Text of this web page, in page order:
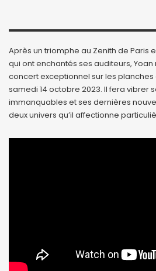
Après un triomphe au Zenith de Paris
qui ont enchantés ses auditeurs,
concert exceptionnel sur les planches
samedi 14 octobre 2023. Il fera vibrer
immanquables et ses dernières
deux univers qu’il affectionne